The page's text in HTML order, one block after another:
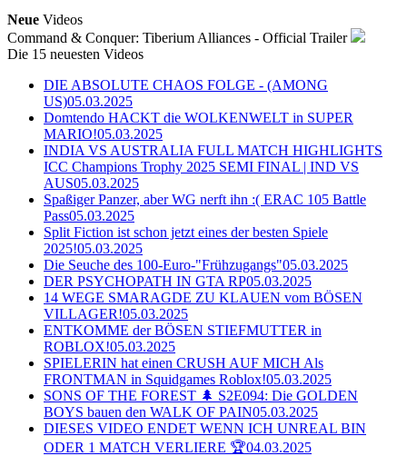
Neue Videos
Command & Conquer: Tiberium Alliances - Official Trailer
Die 15 neuesten Videos
DIE ABSOLUTE CHAOS FOLGE - (AMONG
US)05.03.2025
Domtendo HACKT die WOLKENWELT in SUPER
MARIO!05.03.2025
INDIA VS AUSTRALIA FULL MATCH HIGHLIGHTS
ICC Champions Trophy 2025 SEMI FINAL | IND VS
AUS05.03.2025
Spaßiger Panzer, aber WG nerft ihn :( ERAC 105 Battle
Pass05.03.2025
Split Fiction ist schon jetzt eines der besten Spiele
2025!05.03.2025
Die Seuche des 100-Euro-"Frühzugangs"05.03.2025
DER PSYCHOPATH IN GTA RP05.03.2025
14 WEGE SMARAGDE ZU KLAUEN vom BÖSEN
VILLAGER!05.03.2025
ENTKOMME der BÖSEN STIEFMUTTER in
ROBLOX!05.03.2025
SPIELERIN hat einen CRUSH AUF MICH Als
FRONTMAN in Squidgames Roblox!05.03.2025
SONS OF THE FOREST 🌲 S2E094: Die GOLDEN
BOYS bauen den WALK OF PAIN05.03.2025
DIESES VIDEO ENDET WENN ICH UNREAL BIN
ODER 1 MATCH VERLIERE 🏆04.03.2025